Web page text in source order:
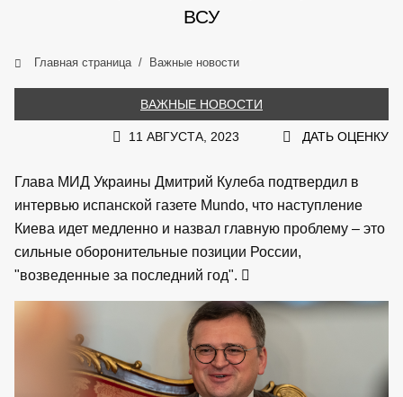
ВСУ
Главная страница Важные новости
ВАЖНЫЕ НОВОСТИ
11 АВГУСТА, 2023 ДАТЬ ОЦЕНКУ
Глава МИД Украины Дмитрий Кулеба подтвердил в
интервью испанской газете Mundo, что наступление
Киева идет медленно и назвал главную проблему – это
сильные оборонительные позиции России,
"возведенные за последний год".